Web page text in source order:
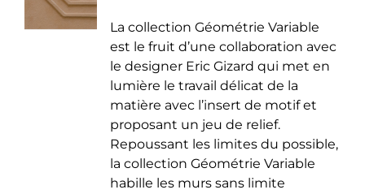
choisies
sur
la
page
du
produit
prix :
35.00 €
à
50.00 €
La collection Géométrie Variable
est le fruit d’une collaboration avec
le designer Eric Gizard qui met en
lumière le travail délicat de la
matière avec l’insert de motif et
proposant un jeu de relief.
Repoussant les limites du possible,
la collection Géométrie Variable
habille les murs sans limite